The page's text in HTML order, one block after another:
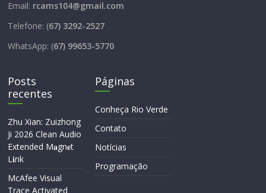
Email: rcams104@gmail.com
Telefone: (67) 3292-2527
WhatsApp: (67) 99653-5770
Posts
recentes
Zhu Xian: Zuizhong
Ji 2026 Clean Audio
Extended M𝐚gn𝐞t
L𝐢nk
McAfee Visual
Trace Activated
Páginas
Conheça Rio Verde
Contato
Notícias
Programação